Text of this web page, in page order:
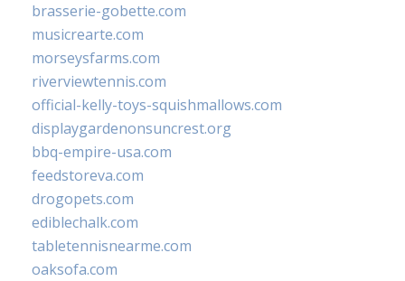
brasserie-gobette.com
musicrearte.com
morseysfarms.com
riverviewtennis.com
official-kelly-toys-squishmallows.com
displaygardenonsuncrest.org
bbq-empire-usa.com
feedstoreva.com
drogopets.com
ediblechalk.com
tabletennisnearme.com
oaksofa.com